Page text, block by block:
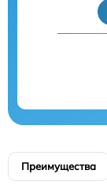
Преимущества